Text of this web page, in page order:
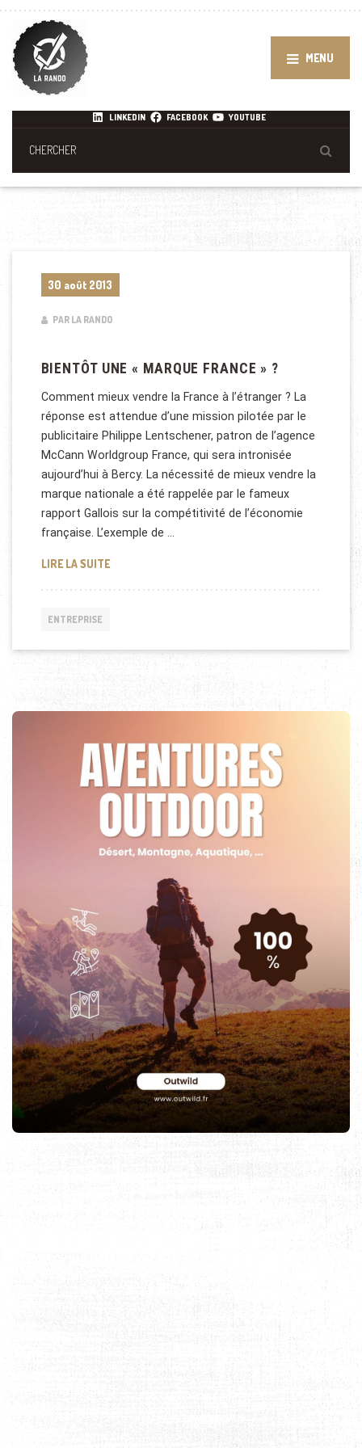
MENU
LINKEDIN FACEBOOK YOUTUBE
30 août 2013
PAR LA RANDO
BIENTÔT UNE « MARQUE FRANCE » ?
Comment mieux vendre la France à l’étranger ? La
réponse est attendue d’une mission pilotée par le
publicitaire Philippe Lentschener, patron de l’agence
McCann Worldgroup France, qui sera intronisée
aujourd’hui à Bercy. La nécessité de mieux vendre la
marque nationale a été rappelée par le fameux
rapport Gallois sur la compétitivité de l’économie
française. L’exemple de …
LIRE LA SUITEBIENTÔT UNE « MARQUE FRANCE » ?
ENTREPRISE